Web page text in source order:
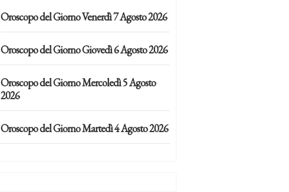
Oroscopo del Giorno Venerdì 7 Agosto 2026
Oroscopo del Giorno Giovedì 6 Agosto 2026
Oroscopo del Giorno Mercoledì 5 Agosto
2026
Oroscopo del Giorno Martedì 4 Agosto 2026